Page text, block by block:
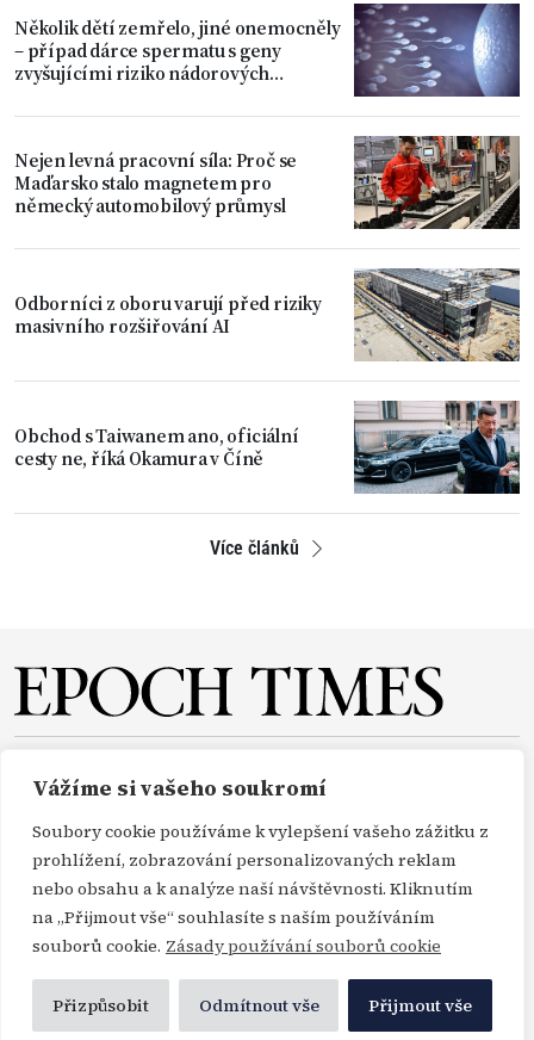
Vážíme si vašeho soukromí
Soubory cookie používáme k vylepšení vašeho zážitku z
prohlížení, zobrazování personalizovaných reklam
nebo obsahu a k analýze naší návštěvnosti. Kliknutím
na „Přijmout vše“ souhlasíte s naším používáním
souborů cookie. Zásady používání souborů cookie
Přizpůsobit Odmítnout vše Přijmout vše
Několik dětí zemřelo, jiné onemocněly
– případ dárce spermatu s geny
zvyšujícími riziko nádorových
Nejen levná pracovní síla: Proč se
Maďarsko stalo magnetem pro
německý automobilový průmysl
Odborníci z oboru varují před riziky
masivního rozšiřování AI
Obchod s Taiwanem ano, oficiální
cesty ne, říká Okamura v Číně
Více článků
OBCHODNÍ PODMÍNKY
Copyright Epoch Times ČR © 2000-2026
agentur porušením autorského zákona.